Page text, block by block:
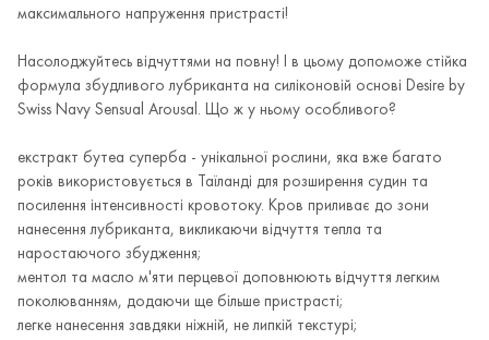
максимального напруження пристрасті!
Насолоджуйтесь відчуттями на повну! І в цьому допоможе стійка
формула збудливого лубриканта на силіконовій основі Desire by
Swiss Navy Sensual Arousal. Що ж у ньому особливого?
екстракт бутеа суперба - унікальної рослини, яка вже багато
років використовується в Таїланді для розширення судин та
посилення інтенсивності кровотоку. Кров приливає до зони
нанесення лубриканта, викликаючи відчуття тепла та
наростаючого збудження;
ментол та масло м'яти перцевої доповнюють відчуття легким
поколюванням, додаючи ще більше пристрасті;
легке нанесення завдяки ніжній, не липкій текстурі;